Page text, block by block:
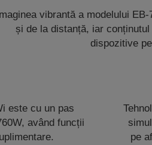
vibrantă a modelului
și de la distanță, iar
dispozitive
este cu un pas
având funcții
pe